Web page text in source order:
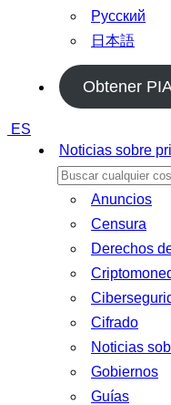
Русский
日本語
Obtener
ES
Noticias sobre
Anuncios
Censura
Derechos
Cifrado
Noticias
Gobiernos
Guías